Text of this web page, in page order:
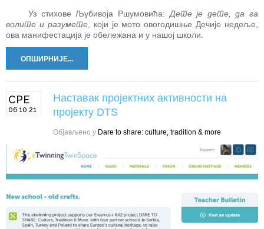
Уз стихове Љубивоја Ршумовића: Дете је дете, да га
волите и разумете, који је мото овогодишње Дечије недеље,
ова манифестација је обележана и у нашој школи.
ОПШИРНИЈЕ...
СРЕ
06 10 21
Наставак пројектних активности на
пројекту DTS
Објављено у Dare to share: culture, tradition & more